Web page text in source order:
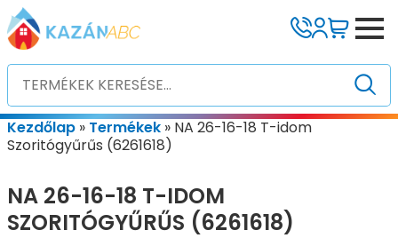
Kezdőlap » Termékek » NA 26-16-18 T-idom
Szoritógyűrűs (6261618)
NA 26-16-18 T-IDOM
SZORITÓGYŰRŰS (6261618)